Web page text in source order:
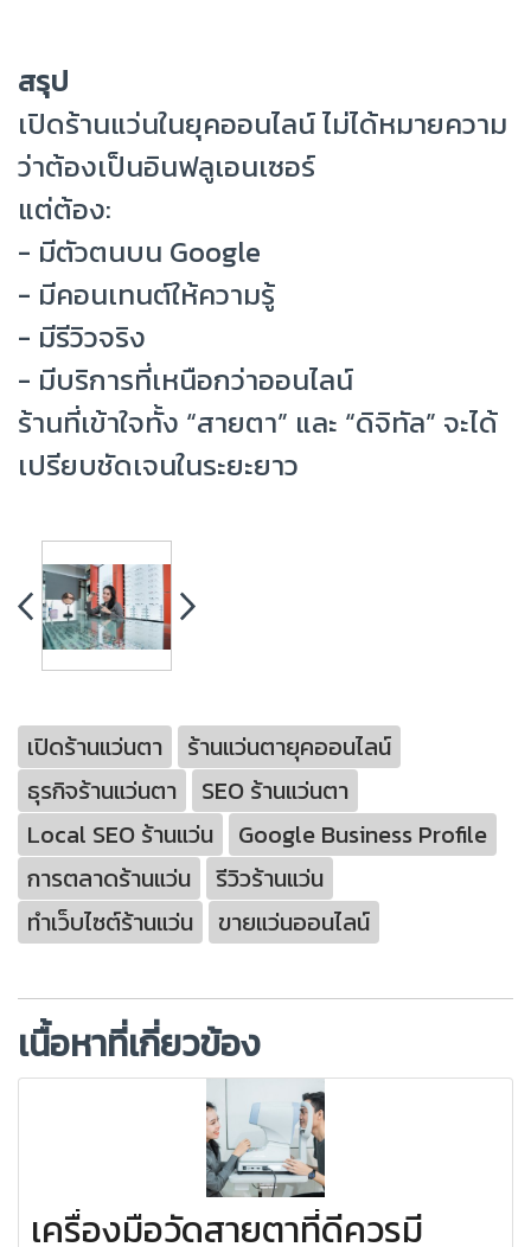
สรุป
เปิดร้านแว่นในยุคออนไลน์ ไม่ได้หมายความ
ว่าต้องเป็นอินฟลูเอนเซอร์
แต่ต้อง:
- มีตัวตนบน Google
- มีคอนเทนต์ให้ความรู้
- มีรีวิวจริง
- มีบริการที่เหนือกว่าออนไลน์
ร้านที่เข้าใจทั้ง “สายตา” และ “ดิจิทัล” จะได้
เปรียบชัดเจนในระยะยาว
เปิดร้านแว่นตา
ร้านแว่นตายุคออนไลน์
ธุรกิจร้านแว่นตา
SEO ร้านแว่นตา
Local SEO ร้านแว่น
Google Business Profile
การตลาดร้านแว่น
รีวิวร้านแว่น
ทำเว็บไซต์ร้านแว่น
ขายแว่นออนไลน์
เนื้อหาที่เกี่ยวข้อง
เครื่องมือวัดสายตาที่ดีควรมี